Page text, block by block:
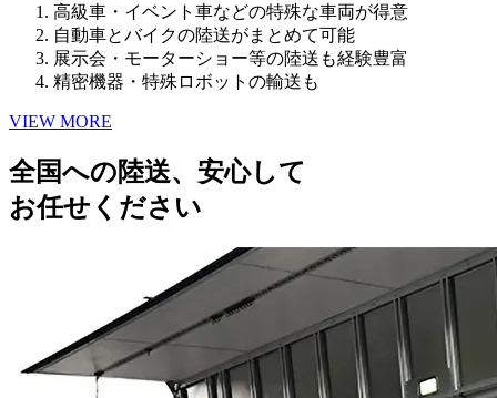
高級車・イベント車などの特殊な車両が得意
自動車とバイクの陸送がまとめて可能
展示会・モーターショー等の陸送も経験豊富
精密機器・特殊ロボットの輸送も
VIEW MORE
全国への陸送、安心して
お任せください